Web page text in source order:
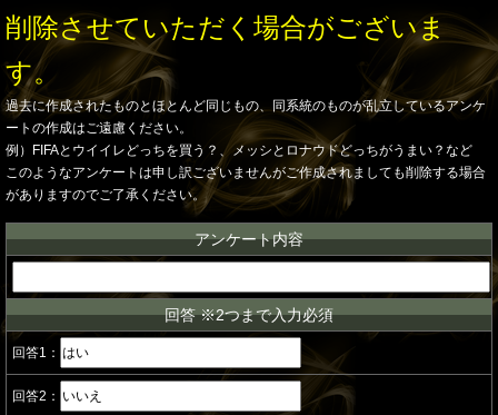
削除させていただく場合がございま
す。
過去に作成されたものとほとんど同じもの、同系統のものが乱立しているアンケ
ートの作成はご遠慮ください。
例）FIFAとウイイレどっちを買う？、メッシとロナウドどっちがうまい？など
このようなアンケートは申し訳ございませんがご作成されましても削除する場合
がありますのでご了承ください。
アンケート内容
回答 ※2つまで入力必須
回答1：
回答2：